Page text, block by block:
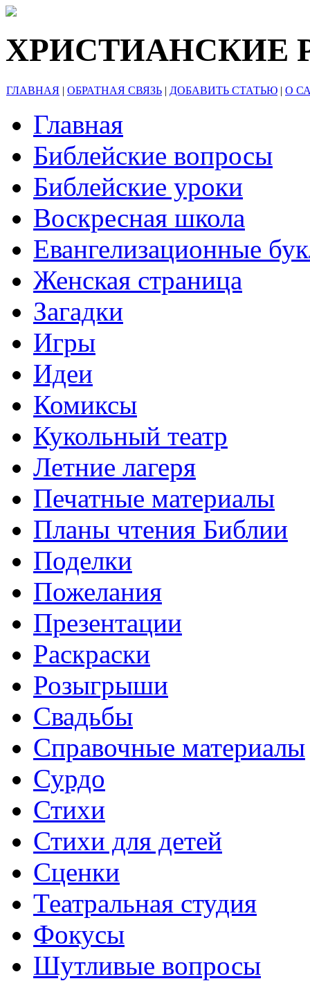
ХРИСТИАНСКИЕ
ГЛАВНАЯ | ОБРАТНАЯ СВЯЗЬ | ДОБАВИТЬ СТАТЬЮ | О
Главная
Библейские вопросы
Библейские уроки
Воскресная школа
Евангелизационные
Женская страница
Загадки
Игры
Идеи
Комиксы
Кукольный театр
Летние лагеря
Печатные материалы
Планы чтения Библии
Поделки
Пожелания
Презентации
Раскраски
Розыгрыши
Свадьбы
Справочные материалы
Сурдо
Стихи
Стихи для детей
Сценки
Театральная студия
Фокусы
Шутливые вопросы